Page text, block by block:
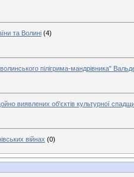
та Волині (4)
пілігрима-мандрівника"
виявлених об'єктів культурної
війнах (0)